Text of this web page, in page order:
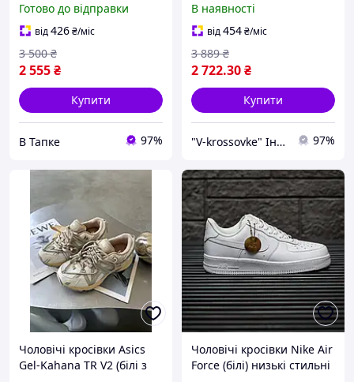
спортивні Y14658
Готово до відправки
від426₴/міс
2 555₴
3 500 ₴
Купити
В Тапке 97%
кросівки 1109 Найк vkross
В наявності
від454₴/міс
2 722.30₴
3 889 ₴
Купити
"V-krossovke" Інтернет-Магазин 97%
Чоловічі кросівки Asics
Gel-Kahana TR V2 (білі з
Чоловічі кросівки Nike Air
Force (білі) низькі стильні